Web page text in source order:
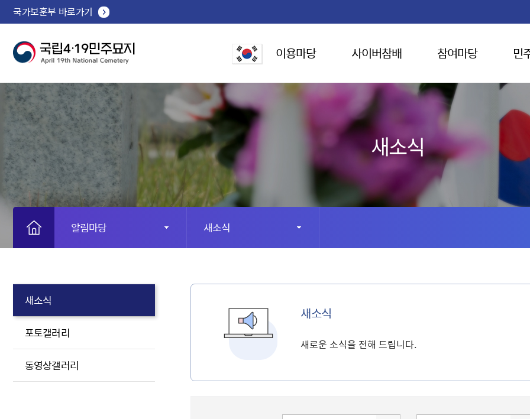
국가보훈부 바로가기
이용마당 사이버참배 참여마당 민
새소식
알림마당 새소식
새소식
포토갤러리
동영상갤러리
새소식
새로운 소식을 전해 드립니다.